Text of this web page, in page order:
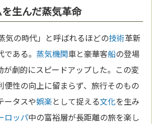
生んだ蒸気革命
気の時代」と呼ばれるほどの技術革新
ある。 蒸気機関車と豪華客船の登場
が劇的にスピードアップした。この変
便性の向上に留まらず、旅行そのもの
ータスや娯楽として捉える文化を生み
ロッパ中の富裕層が長距離の旅を楽し